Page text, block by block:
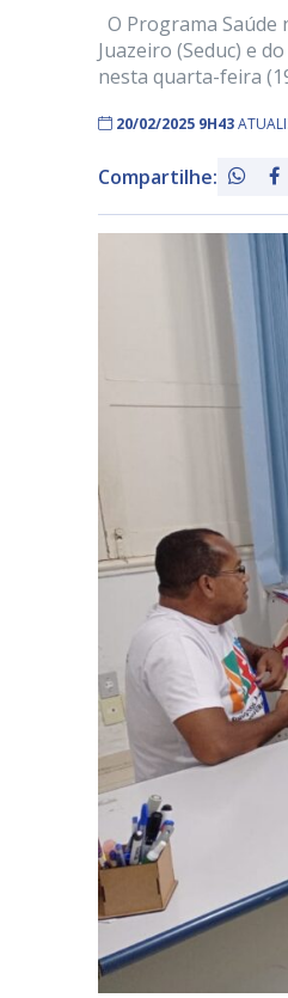
O Programa Saúde
Juazeiro (Seduc) e
nesta quarta-feira
20/02/2025 9H43
Compartilhe: